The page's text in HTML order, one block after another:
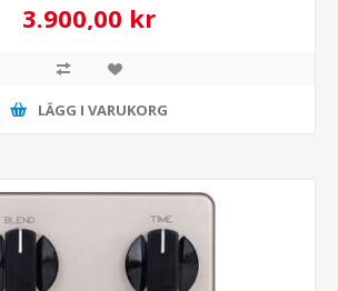
3.900,00 kr
LÄGG I VARUKORG